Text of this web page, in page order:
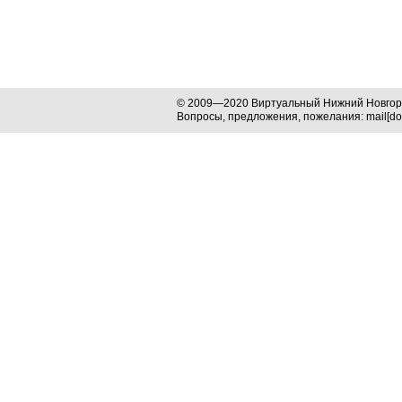
© 2009—2020 Виртуальный Нижний
Вопросы, предложения, пожелания: